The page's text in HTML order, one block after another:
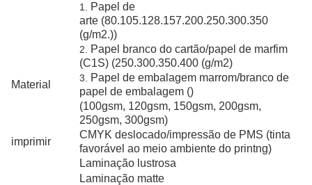
1.
Papel de
arte (80.105.128.157.200.250.300.350
(g/m2.))
2.
Papel branco do cartão/papel de marfim
(C1S) (250.300.350.400 (g/m2)
Material
3.
Papel de embalagem marrom/branco de
papel de embalagem ()
(100gsm, 120gsm, 150gsm, 200gsm,
250gsm, 300gsm)
imprimir
CMYK deslocado/impressão de PMS (tinta
favorável ao meio ambiente do printng)
Laminação lustrosa
Laminação matte